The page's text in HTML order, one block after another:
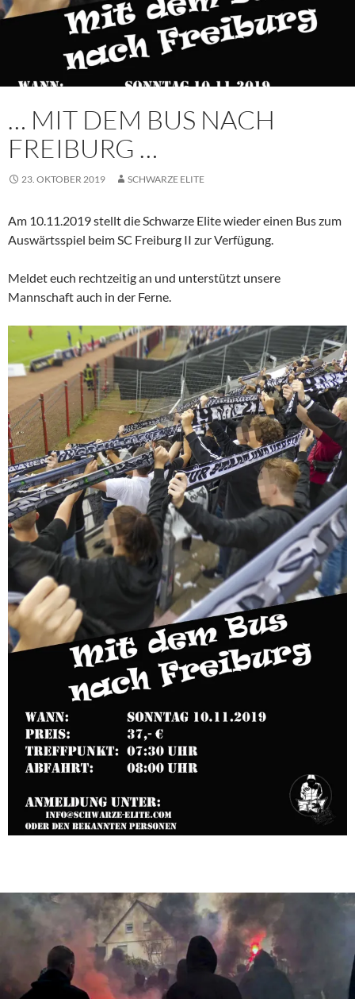
… MIT DEM BUS NACH
FREIBURG …
23. OKTOBER 2019 SCHWARZE ELITE
Am 10.11.2019 stellt die Schwarze Elite wieder einen Bus zum
Auswärtsspiel beim SC Freiburg II zur Verfügung.
Meldet euch rechtzeitig an und unterstützt unsere
Mannschaft auch in der Ferne.